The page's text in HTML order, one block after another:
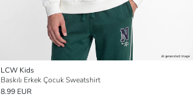
LCW Kids
Baskılı Erkek Çocuk Sweatshirt
8.99 EUR